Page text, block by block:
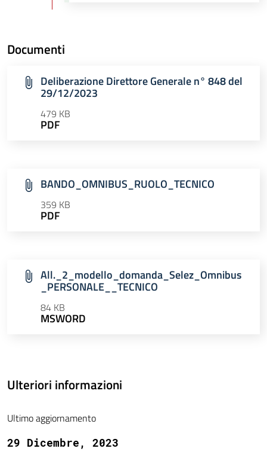
Documenti
Deliberazione Direttore Generale n° 848 del
29/12/2023
479 KB
PDF
BANDO_OMNIBUS_RUOLO_TECNICO
359 KB
PDF
All._2_modello_domanda_Selez_Omnibus
_PERSONALE__TECNICO
84 KB
MSWORD
Ulteriori informazioni
Ultimo aggiornamento
29 Dicembre, 2023